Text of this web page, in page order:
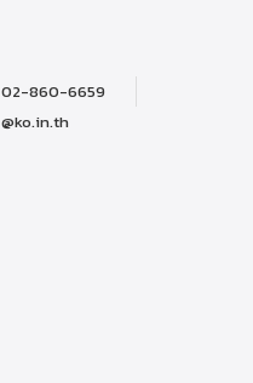
02-860-6659
@ko.in.th